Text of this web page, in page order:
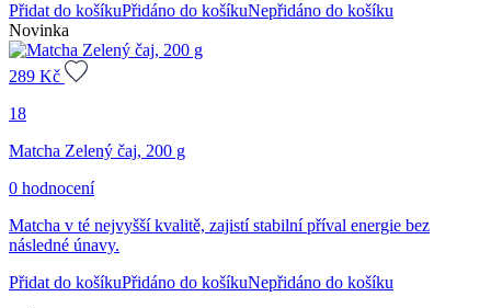
Přidat do košíkuPřidáno do košíkuNepřidáno do košíku
Novinka
289 Kč
18
Matcha Zelený čaj, 200 g
0 hodnocení
Matcha v té nejvyšší kvalitě, zajistí stabilní příval energie bez
následné únavy.
Přidat do košíkuPřidáno do košíkuNepřidáno do košíku